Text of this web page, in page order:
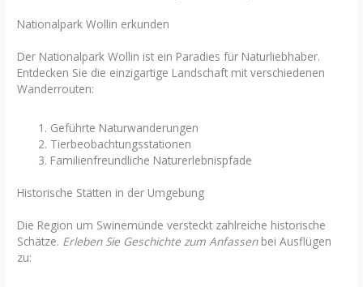
Nationalpark Wollin erkunden
Der Nationalpark Wollin ist ein Paradies für Naturliebhaber.
Entdecken Sie die einzigartige Landschaft mit verschiedenen
Wanderrouten:
Geführte Naturwanderungen
Tierbeobachtungsstationen
Familienfreundliche Naturerlebnispfade
Historische Stätten in der Umgebung
Die Region um Swinemünde versteckt zahlreiche historische
Schätze. Erleben Sie Geschichte zum Anfassenbei Ausflügen
zu: